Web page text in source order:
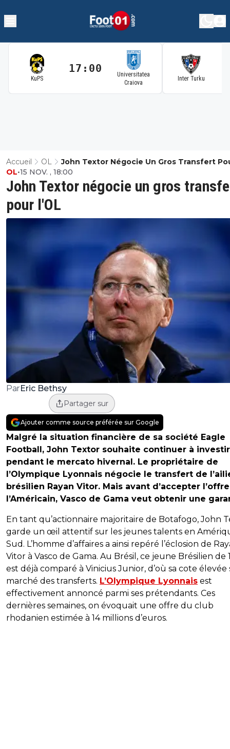
KuPS
17:00
Universitatea
Craiova
Inter Turku
Accueil OL
John Textor Négocie Un Gros Transfert
L'OL
John Textor négocie un gros
pour l'OL
OL•15 NOV. , 18:00
ParEric Bethsy
Partager sur
Ajouter comme source préférée sur Google
Malgré la situation financière de sa société Eagle
Football, John Textor souhaite continuer à investir
pendant le mercato hivernal. Le propriétaire de
l’Olympique Lyonnais négocie le transfert de
brésilien Rayan Vitor. Mais avant d’accepter
l’Américain, Vasco de Gama veut obtenir une
En tant qu’actionnaire majoritaire de Botafogo, John
garde un œil attentif sur les jeunes talents en
Sud. L’homme d’affaires a ainsi repéré l’éclosion de
Vitor à Vasco de Gama. Au Brésil, ce jeune Brésilien de
est déjà comparé à Vinicius Junior, d’où sa cote élevée
marché des transferts. L’Olympique Lyonnais est
effectivement annoncé parmi ses prétendants. Ces
dernières semaines, on évoquait une offre du club
rhodanien estimée à 14 millions d’euros.